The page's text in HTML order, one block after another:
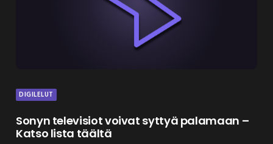
DIGILELUT
Sonyn televisiot voivat syttyä palamaan –
Katso lista täältä